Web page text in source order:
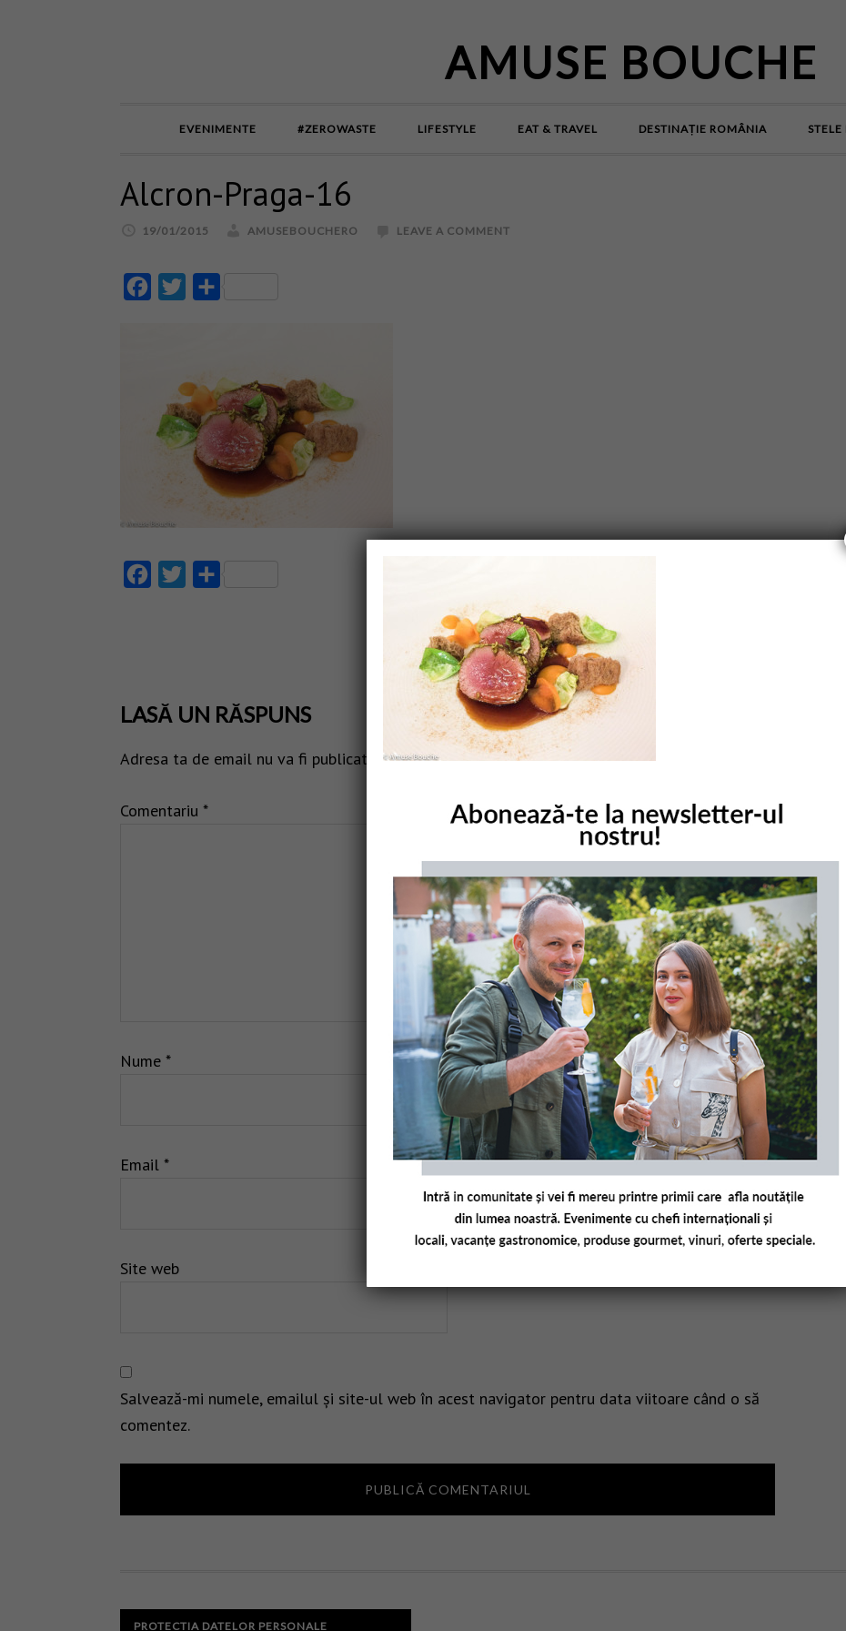
AMUSE BOUCHE
EVENIMENTE #ZEROWASTE LIFESTYLE EAT & TRAVEL DESTINAȚIE ROMÂNIA
Alcron-Praga-16
19/01/2015 AMUSEBOUCHERO LEAVE A COMMENT
FacebookTwitter
FacebookTwitter
LASĂ UN RĂSPUNS
Adresa ta de email nu va fi publicată. Câmpurile obligatorii sunt marcate cu*
Comentariu *
Nume *
Email *
Site web
Salvează-mi numele, emailul și site-ul web în acest navigator pentru data viitoare când o să
comentez.
PROTECTIA DATELOR PERSONALE